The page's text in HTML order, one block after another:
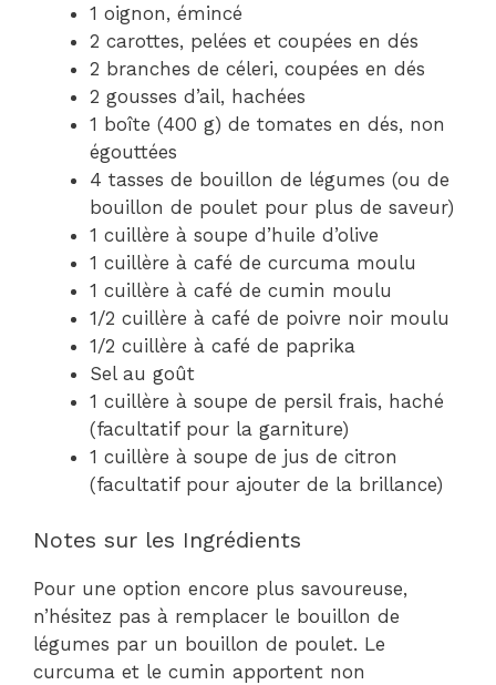
1 oignon, émincé
2 carottes, pelées et coupées en dés
2 branches de céleri, coupées en dés
2 gousses d’ail, hachées
1 boîte (400 g) de tomates en dés, non
égouttées
4 tasses de bouillon de légumes (ou de
bouillon de poulet pour plus de saveur)
1 cuillère à soupe d’huile d’olive
1 cuillère à café de curcuma moulu
1 cuillère à café de cumin moulu
1/2 cuillère à café de poivre noir moulu
1/2 cuillère à café de paprika
Sel au goût
1 cuillère à soupe de persil frais, haché
(facultatif pour la garniture)
1 cuillère à soupe de jus de citron
(facultatif pour ajouter de la brillance)
Notes sur les Ingrédients
Pour une option encore plus savoureuse,
n’hésitez pas à remplacer le bouillon de
légumes par un bouillon de poulet. Le
curcuma et le cumin apportent non